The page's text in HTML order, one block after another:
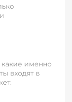
какие именно
входят в